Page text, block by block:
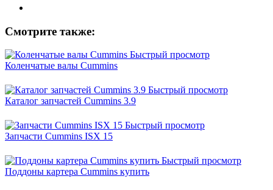
Смотрите также:
Быстрый просмотр
Коленчатые валы Cummins
Быстрый просмотр
Каталог запчастей Cummins 3.9
Быстрый просмотр
Запчасти Cummins ISX 15
Быстрый просмотр
Поддоны картера Cummins купить